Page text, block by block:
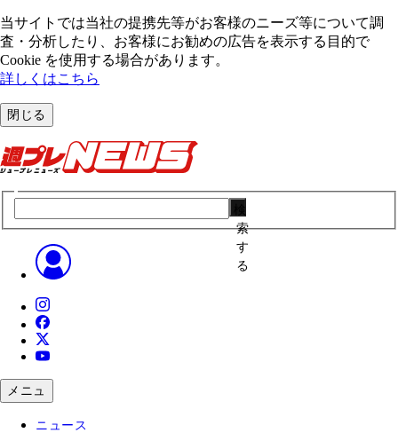
当サイトでは当社の提携先等がお客様のニーズ等について調
査・分析したり、お客様にお勧めの広告を表⽰する⽬的で
Cookie を使⽤する場合があります。
詳しくはこちら
閉じる
索
す
る
メニュ
ニュース